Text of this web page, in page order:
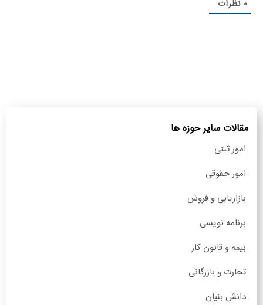
0 نظرات
مقالات سایر حوزه ها
امور ثبتی
امور حقوقی
بازاریابی و فروش
برنامه نویسی
بیمه و قانون کار
تجارت و بازرگانی
دانش بنیان